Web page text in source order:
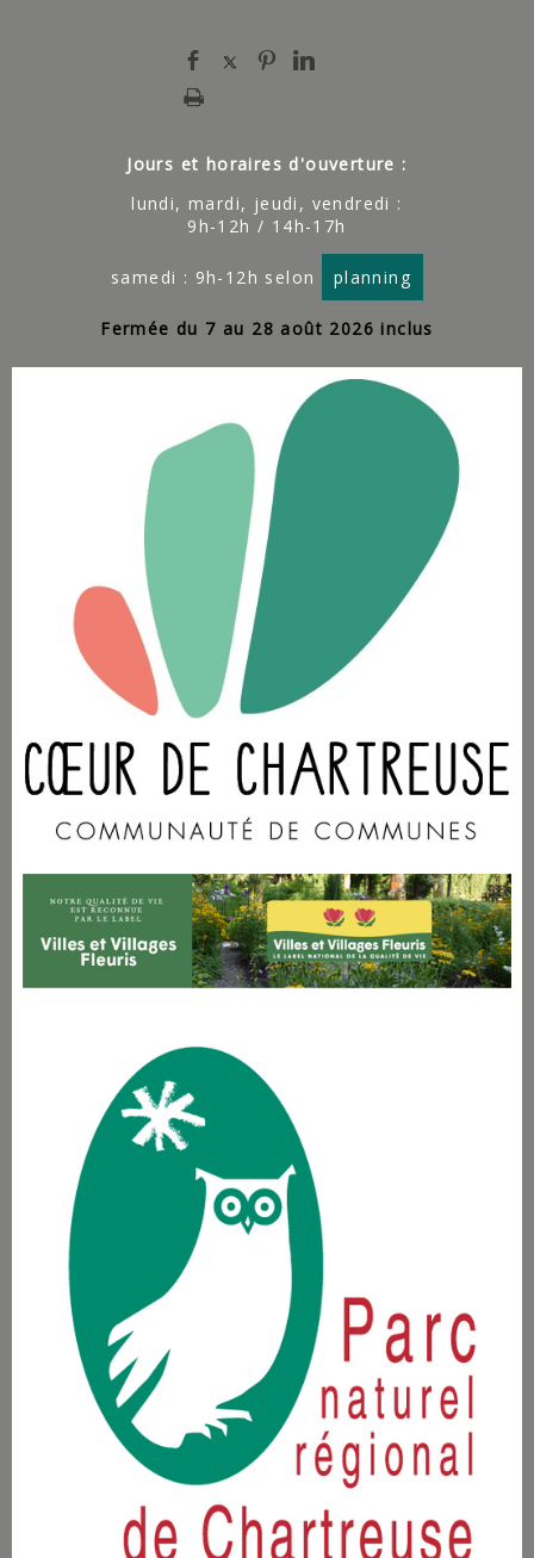
Jours et horaires d'ouverture :
lundi, mardi, jeudi, vendredi :
9h-12h / 14h-17h
samedi : 9h-12h selon planning
Fermée du 7 au 28 août 2026 inclus